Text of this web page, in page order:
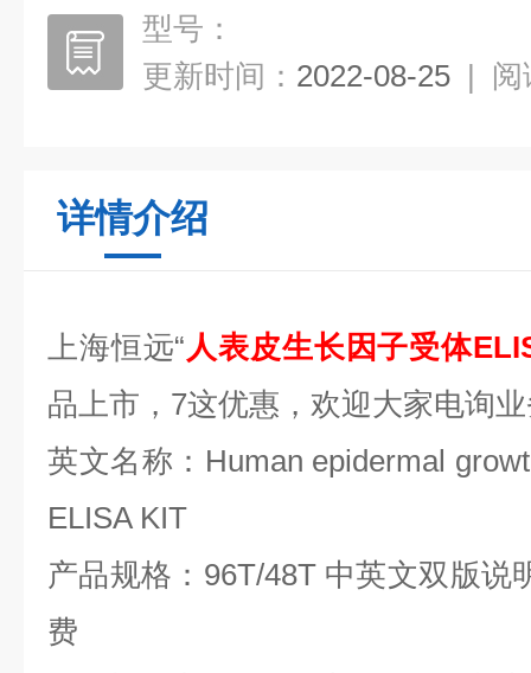
型号：
更新时间： 2022-08-25 | 阅
详情介绍
上海恒远“人表皮生长因子受体
品上市， 7这优惠，欢迎大家电询
英文名称： Human epidermal
ELISA KIT
产品规格： 96T/48T 中英文双版说
费